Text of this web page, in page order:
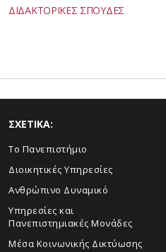
ΔΙΔΑΚΤΟΡΙΚΕΣ ΣΠΟΥΔΕΣ
ΣΧΕΤΙΚΑ:
Το Πανεπιστήμιο
Διοικητικές Υπηρεσίες
Ανθρώπινο Δυναμικό
Yπηρεσίες και
Πανεπιστημιακές Μονάδες
Μέσα Κοινωνικής Δικτύωσης